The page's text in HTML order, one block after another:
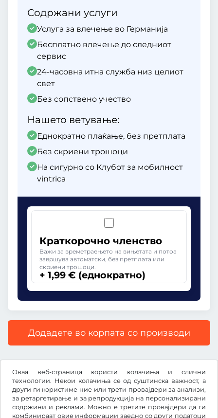
Оваа веб-страница користи колачиња и слични
технологии. Некои колачиња се од суштинска важност, а
други ги користиме ние или трети провајдери за анализи,
за ретаргетирање и за репродукција на персонализирани
содржини и реклами. Можно е третите провајдери да ги
комбинираат овие информации заедно со други податоци
Содржани услуги
Услуга за влечење во Германија
Бесплатно влечење до следниот
сервис
24-часовна итна служба низ целиот
свет
Без сопствено учество
Нашето ветување:
Еднократно плаќање, без претплата
Без скриени трошоци
На сигурно со Клубот за мобилност
vintrica
Краткорочно членство
Важи за времетраењето на вињетата и потоа
завршува автоматски, без претплата или
скриени трошоци.
+ 1,99 € (еднократно)
Додадете во корпата со производи
Сите цени со вклучен законски ДДВ.
€EUR